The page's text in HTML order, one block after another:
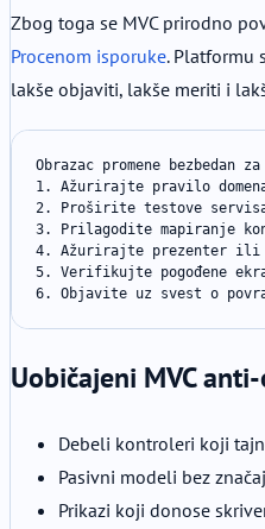
Zbog toga se MVC prirodno
Procenom isporuke. Platformu
lakše objaviti, lakše meriti i
Obrazac promene bezbedan
1. Ažurirajte pravilo domena
2. Proširite testove
3. Prilagodite mapiranje
4. Ažurirajte prezenter ili
5. Verifikujte pogođene
6. Objavite uz svest o
Uobičajeni MVC
Debeli kontroleri koji
Pasivni modeli bez
Prikazi koji donose